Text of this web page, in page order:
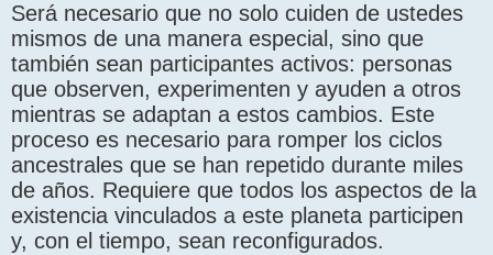
Será necesario que no solo cuiden de ustedes
mismos de una manera especial, sino que
también sean participantes activos: personas
que observen, experimenten y ayuden a otros
mientras se adaptan a estos cambios. Este
proceso es necesario para romper los ciclos
ancestrales que se han repetido durante miles
de años. Requiere que todos los aspectos de la
existencia vinculados a este planeta participen
y, con el tiempo, sean reconfigurados.